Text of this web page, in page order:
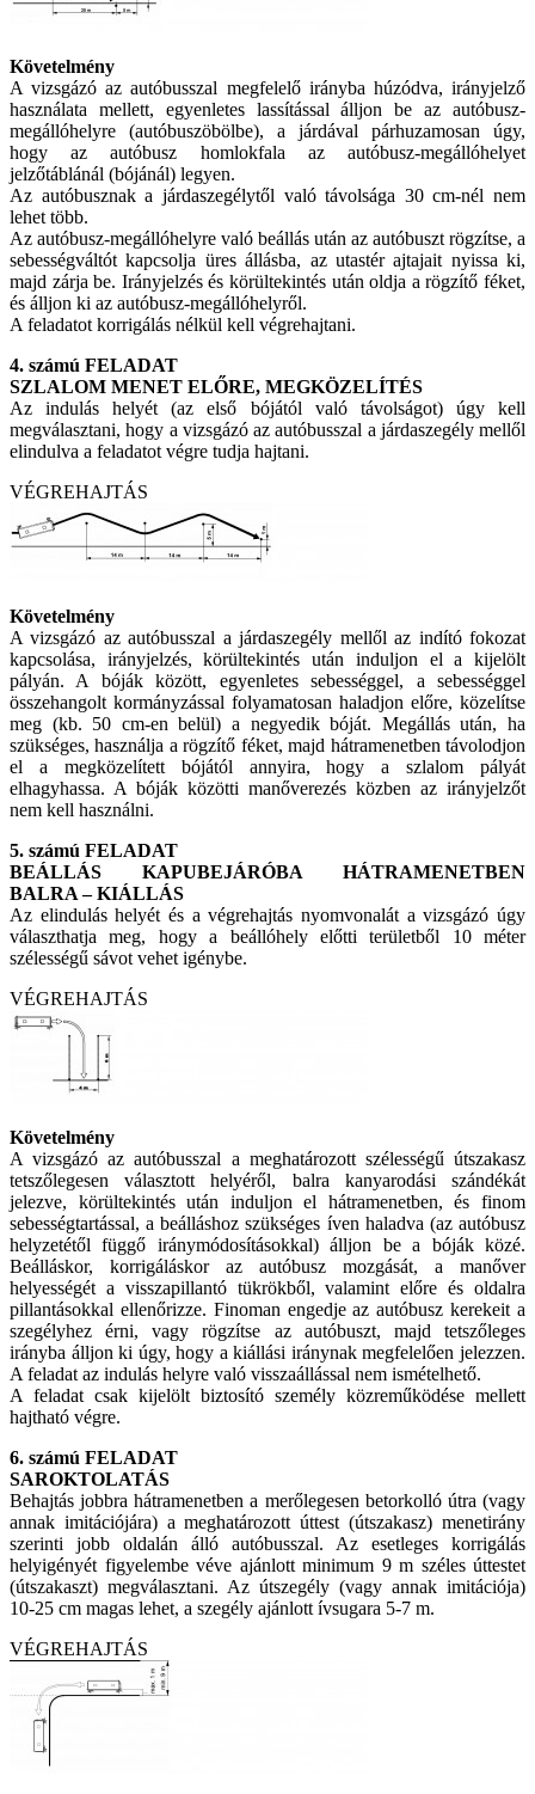
Követelmény
A vizsgázó az autóbusszal megfelelő irányba húzódva, irányjelző
használata mellett, egyenletes lassítással álljon be az autóbusz-
megállóhelyre (autóbuszöbölbe), a járdával párhuzamosan úgy,
hogy az autóbusz homlokfala az autóbusz-megállóhelyet
jelzőtáblánál (bójánál) legyen.
Az autóbusznak a járdaszegélytől való távolsága 30 cm-nél nem
lehet több.
Az autóbusz-megállóhelyre való beállás után az autóbuszt rögzítse, a
sebességváltót kapcsolja üres állásba, az utastér ajtajait nyissa ki,
majd zárja be. Irányjelzés és körültekintés után oldja a rögzítő féket,
és álljon ki az autóbusz-megállóhelyről.
A feladatot korrigálás nélkül kell végrehajtani.
4. számú FELADAT
SZLALOM MENET ELŐRE, MEGKÖZELÍTÉS
Az indulás helyét (az első bójától való távolságot) úgy kell
megválasztani, hogy a vizsgázó az autóbusszal a járdaszegély mellől
elindulva a feladatot végre tudja hajtani.
VÉGREHAJTÁS
Követelmény
A vizsgázó az autóbusszal a járdaszegély mellől az indító fokozat
kapcsolása, irányjelzés, körültekintés után induljon el a kijelölt
pályán. A bóják között, egyenletes sebességgel, a sebességgel
összehangolt kormányzással folyamatosan haladjon előre, közelítse
meg (kb. 50 cm-en belül) a negyedik bóját. Megállás után, ha
szükséges, használja a rögzítő féket, majd hátramenetben távolodjon
el a megközelített bójától annyira, hogy a szlalom pályát
elhagyhassa. A bóják közötti manőverezés közben az irányjelzőt
nem kell használni.
5. számú FELADAT
BEÁLLÁS KAPUBEJÁRÓBA HÁTRAMENETBEN
BALRA – KIÁLLÁS
Az elindulás helyét és a végrehajtás nyomvonalát a vizsgázó úgy
választhatja meg, hogy a beállóhely előtti területből 10 méter
szélességű sávot vehet igénybe.
VÉGREHAJTÁS
Követelmény
A vizsgázó az autóbusszal a meghatározott szélességű útszakasz
tetszőlegesen választott helyéről, balra kanyarodási szándékát
jelezve, körültekintés után induljon el hátramenetben, és finom
sebességtartással, a beálláshoz szükséges íven haladva (az autóbusz
helyzetétől függő iránymódosításokkal) álljon be a bóják közé.
Beálláskor, korrigáláskor az autóbusz mozgását, a manőver
helyességét a visszapillantó tükrökből, valamint előre és oldalra
pillantásokkal ellenőrizze. Finoman engedje az autóbusz kerekeit a
szegélyhez érni, vagy rögzítse az autóbuszt, majd tetszőleges
irányba álljon ki úgy, hogy a kiállási iránynak megfelelően jelezzen.
A feladat az indulás helyre való visszaállással nem ismételhető.
A feladat csak kijelölt biztosító személy közreműködése mellett
hajtható végre.
6. számú FELADAT
SAROKTOLATÁS
Behajtás jobbra hátramenetben a merőlegesen betorkolló útra (vagy
annak imitációjára) a meghatározott úttest (útszakasz) menetirány
szerinti jobb oldalán álló autóbusszal. Az esetleges korrigálás
helyigényét figyelembe véve ajánlott minimum 9 m széles úttestet
(útszakaszt) megválasztani. Az útszegély (vagy annak imitációja)
10-25 cm magas lehet, a szegély ajánlott ívsugara 5-7 m.
VÉGREHAJTÁS